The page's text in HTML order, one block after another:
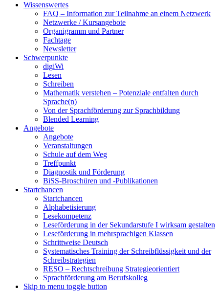
Wissenswertes
FAQ – Information zur Teilnahme an einem Netzwerk
Netzwerke / Kursangebote
Organigramm und Partner
Fachtage
Newsletter
Schwerpunkte
digiWi
Lesen
Schreiben
Mathematik verstehen – Potenziale entfalten durch
Sprache(n)
Von der Sprachförderung zur Sprachbildung
Blended Learning
Angebote
Angebote
Veranstaltungen
Schule auf dem Weg
Treffpunkt
Diagnostik und Förderung
BiSS-Broschüren und -Publikationen
Startchancen
Startchancen
Alphabetisierung
Lesekompetenz
Leseförderung in der Sekundarstufe I wirksam gestalten
Leseförderung in mehrsprachigen Klassen
Schrittweise Deutsch
Systematisches Training der Schreibflüssigkeit und der
Schreibstrategien
RESO – Rechtschreibung Strategieorientiert
Sprachförderung am Berufskolleg
Skip to menu toggle button